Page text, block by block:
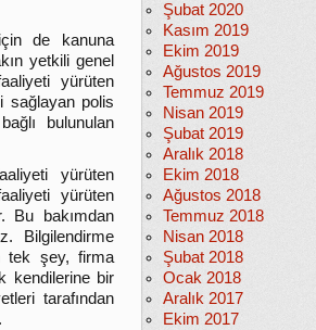
de kanuna
yetkili genel
yürüten
sağlayan polis
bulunulan
yürüten
yürüten
Bu bakımdan
Bilgilendirme
tek şey, firma
kendilerine bir
tarafından
Şubat 2020
Kasım 2019
Ekim 2019
Ağustos 2019
Temmuz 2019
Nisan 2019
Şubat 2019
Aralık 2018
Ekim 2018
Ağustos 2018
Temmuz 2018
Nisan 2018
Şubat 2018
Ocak 2018
Aralık 2017
Ekim 2017